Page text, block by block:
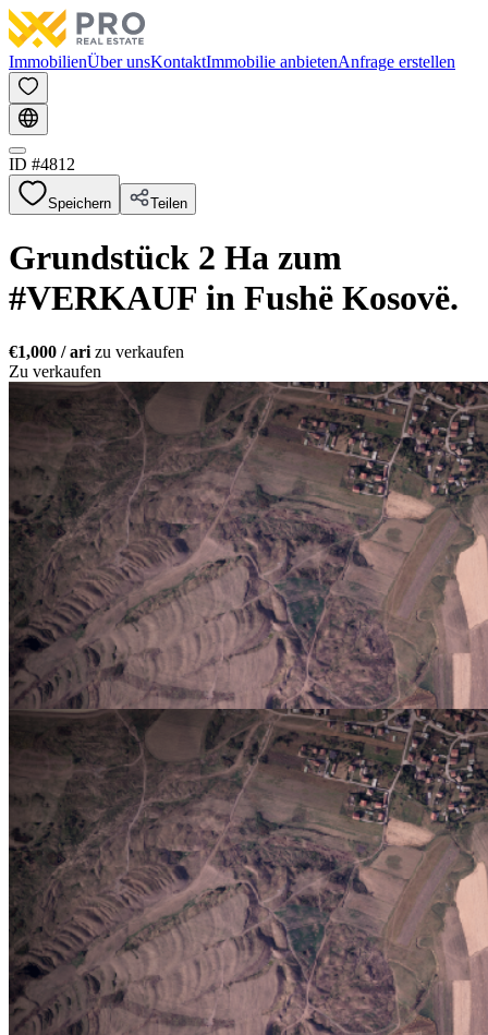
ImmobilienÜber unsKontaktImmobilie anbietenAnfrage erstellen
ID #4812
Speichern Teilen
Grundstück 2 Ha zum
#VERKAUF in Fushë Kosovë.
€1,000 / ari zu verkaufen
Zu verkaufen